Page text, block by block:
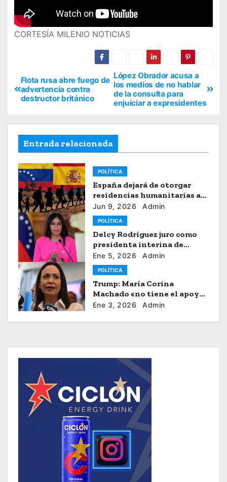
CORTESÍA MILENIO NOTICIAS
López Obrador acusa a
los medios de no hablar
de la consulta para
enjuiciar a expresidentes
Flota rusa abre fuego de
advertencia contra
destructor británico
Entrada relacionada
POLÍTICA
España dejará de otorgar
residencias humanitarias a
venezolanos
Jun 9, 2026 Admin
POLÍTICA
Delcy Rodríguez juro como
presidenta interina de
Venezuela
Ene 5, 2026 Admin
POLÍTICA
Trump: María Corina
Machado «no tiene el apoyo»
para dirigir Venezuela
Ene 3, 2026 Admin